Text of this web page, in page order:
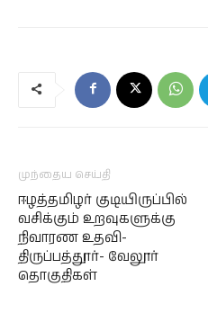
முந்தைய செய்தி
ஈழத்தமிழர் குடியிருப்பில்
வசிக்கும் உறவுகளுக்கு
நிவாரண உதவி-
திருப்பத்தூர்- வேலூர்
தொகுதிகள்